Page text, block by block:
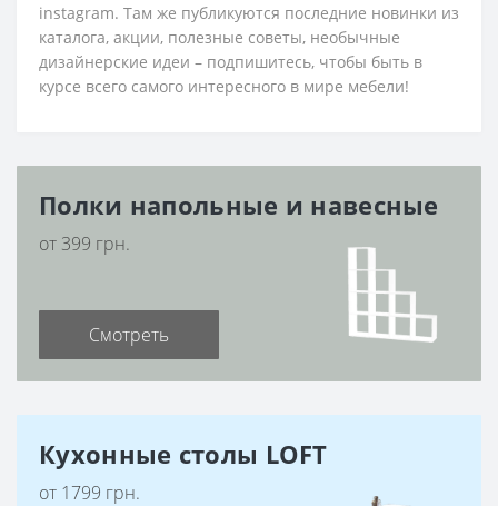
instagram. Там же публикуются последние новинки из
каталога, акции, полезные советы, необычные
дизайнерские идеи – подпишитесь, чтобы быть в
курсе всего самого интересного в мире мебели!
Полки напольные и навесные
от 399 грн.
Смотреть
Кухонные столы LOFT
от 1799 грн.